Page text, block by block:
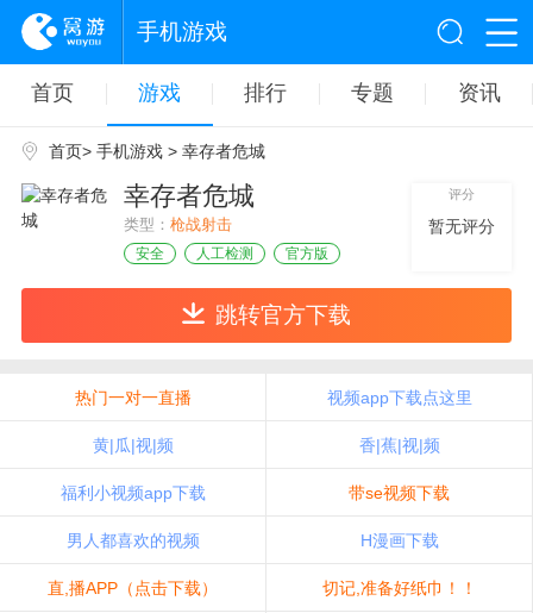
手机游戏
首页 游戏 排行 专题 资讯
首页> 手机游戏> 幸存者危城
幸存者危城
类型： 枪战射击
安全 人工检测 官方版
评分
暂无评分
跳转官方下载
热门一对一直播 视频app下载点这里
黄|瓜|视|频 香|蕉|视|频
福利小视频app下载 带se视频下载
男人都喜欢的视频 H漫画下载
直,播APP（点击下载） 切记,准备好纸巾！！